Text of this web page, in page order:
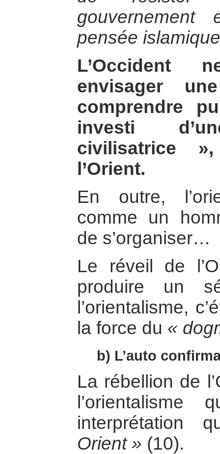
pensée
L’Occident
envisager
comprendre
investi
civilisatrice
l’Orient.
En outre,
comme un
de s’organiser…
Le réveil de
produire un
l’orientalisme,
la force du «
b) L’auto
La rébellion de
interprétation
Orient » (10).